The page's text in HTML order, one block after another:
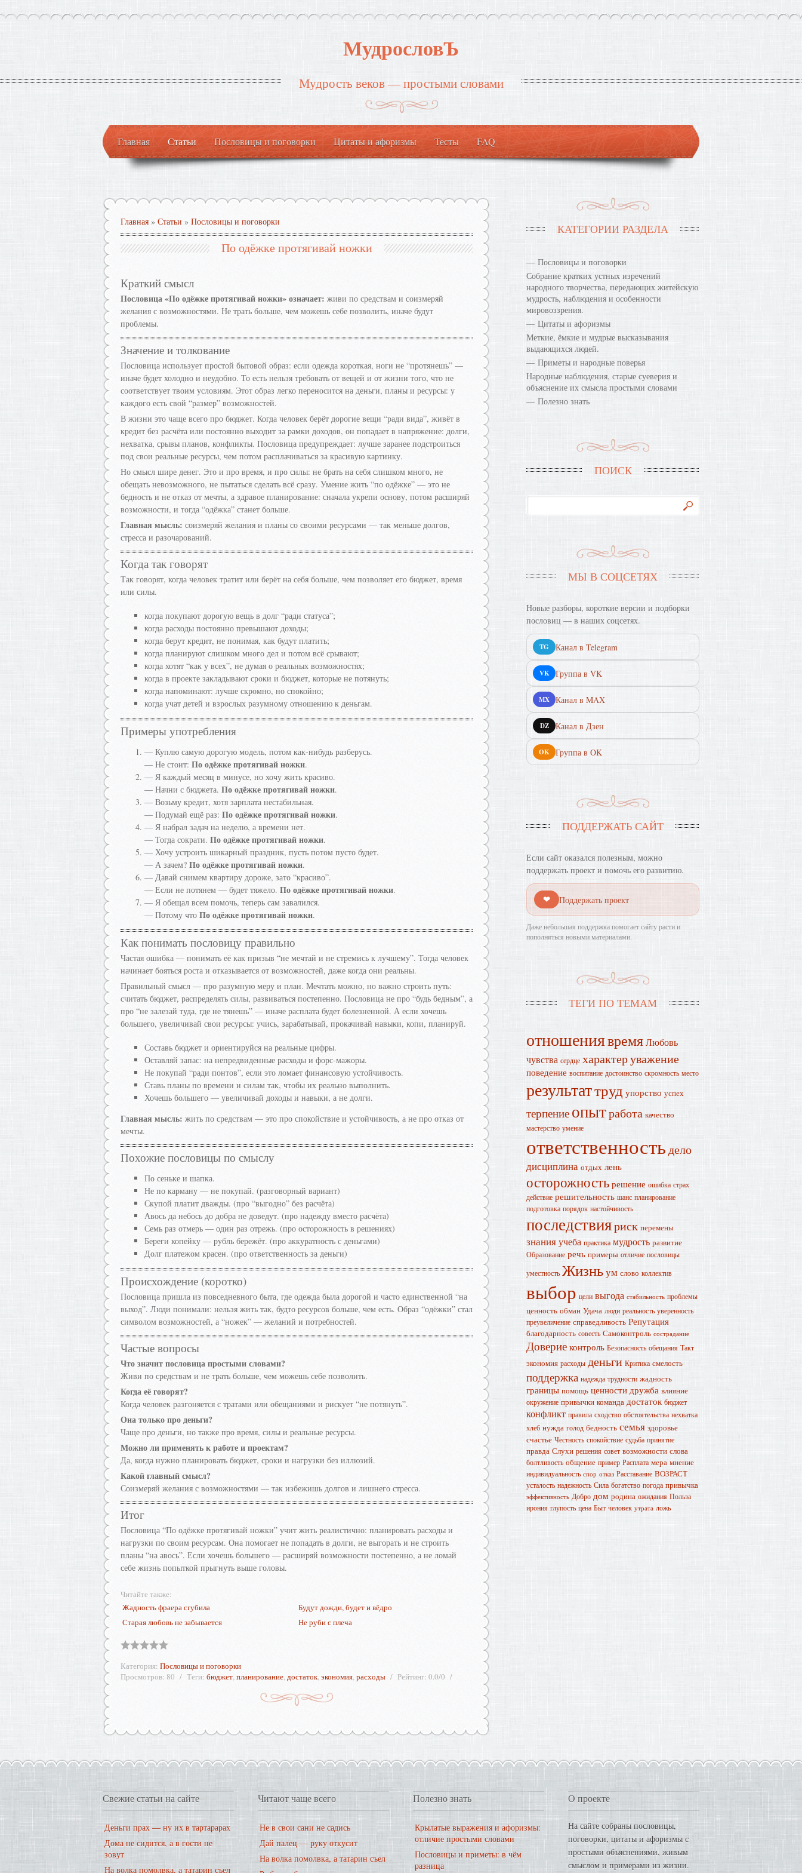
МудрословЪ
Мудрость веков — простыми словами
Главная Статьи Пословицы и поговорки Цитаты и афоризмы Тесты FAQ
Главная » Статьи » Пословицы и поговорки
По одёжке протягивай ножки
Краткий смысл
Пословица «По одёжке протягивай ножки» означает: живи по средствам и соизмеряй
желания с возможностями. Не трать больше, чем можешь себе позволить, иначе будут
проблемы.
Значение и толкование
Пословица использует простой бытовой образ: если одежда короткая, ноги не “протянешь” —
иначе будет холодно и неудобно. То есть нельзя требовать от вещей и от жизни того, что не
соответствует твоим условиям. Этот образ легко переносится на деньги, планы и ресурсы: у
каждого есть свой “размер” возможностей.
В жизни это чаще всего про бюджет. Когда человек берёт дорогие вещи “ради вида”, живёт в
кредит без расчёта или постоянно выходит за рамки доходов, он попадает в напряжение: долги,
нехватка, срывы планов, конфликты. Пословица предупреждает: лучше заранее подстроиться
под свои реальные ресурсы, чем потом расплачиваться за красивую картинку.
Но смысл шире денег. Это и про время, и про силы: не брать на себя слишком много, не
обещать невозможного, не пытаться сделать всё сразу. Умение жить “по одёжке” — это не
бедность и не отказ от мечты, а здравое планирование: сначала укрепи основу, потом расширяй
возможности, и тогда “одёжка” станет больше.
Главная мысль: соизмеряй желания и планы со своими ресурсами — так меньше долгов,
стресса и разочарований.
Когда так говорят
Так говорят, когда человек тратит или берёт на себя больше, чем позволяет его бюджет, время
или силы.
когда покупают дорогую вещь в долг “ради статуса”;
когда расходы постоянно превышают доходы;
когда берут кредит, не понимая, как будут платить;
когда планируют слишком много дел и потом всё срывают;
когда хотят “как у всех”, не думая о реальных возможностях;
когда в проекте закладывают сроки и бюджет, которые не потянуть;
когда напоминают: лучше скромно, но спокойно;
когда учат детей и взрослых разумному отношению к деньгам.
Примеры употребления
— Куплю самую дорогую модель, потом как-нибудь разберусь.
— Не стоит: По одёжке протягивай ножки.
— Я каждый месяц в минусе, но хочу жить красиво.
— Начни с бюджета. По одёжке протягивай ножки.
— Возьму кредит, хотя зарплата нестабильная.
— Подумай ещё раз: По одёжке протягивай ножки.
— Я набрал задач на неделю, а времени нет.
— Тогда сократи. По одёжке протягивай ножки.
— Хочу устроить шикарный праздник, пусть потом пусто будет.
— А зачем? По одёжке протягивай ножки.
— Давай снимем квартиру дороже, зато “красиво”.
— Если не потянем — будет тяжело. По одёжке протягивай ножки.
— Я обещал всем помочь, теперь сам завалился.
— Потому что По одёжке протягивай ножки.
Как понимать пословицу правильно
Частая ошибка — понимать её как призыв “не мечтай и не стремись к лучшему”. Тогда человек
начинает бояться роста и отказывается от возможностей, даже когда они реальны.
Правильный смысл — про разумную меру и план. Мечтать можно, но важно строить путь:
считать бюджет, распределять силы, развиваться постепенно. Пословица не про “будь бедным”, а
про “не залезай туда, где не тянешь” — иначе расплата будет болезненной. А если хочешь
большего, увеличивай свои ресурсы: учись, зарабатывай, прокачивай навыки, копи, планируй.
Составь бюджет и ориентируйся на реальные цифры.
Оставляй запас: на непредвиденные расходы и форс-мажоры.
Не покупай “ради понтов”, если это ломает финансовую устойчивость.
Ставь планы по времени и силам так, чтобы их реально выполнить.
Хочешь большего — увеличивай доходы и навыки, а не долги.
Главная мысль: жить по средствам — это про спокойствие и устойчивость, а не про отказ от
мечты.
Похожие пословицы по смыслу
По сеньке и шапка.
Не по карману — не покупай. (разговорный вариант)
Скупой платит дважды. (про “выгодно” без расчёта)
Авось да небось до добра не доведут. (про надежду вместо расчёта)
Семь раз отмерь — один раз отрежь. (про осторожность в решениях)
Береги копейку — рубль бережёт. (про аккуратность с деньгами)
Долг платежом красен. (про ответственность за деньги)
Происхождение (коротко)
Пословица пришла из повседневного быта, где одежда была дорогой и часто единственной “на
выход”. Люди понимали: нельзя жить так, будто ресурсов больше, чем есть. Образ “одёжки” стал
символом возможностей, а “ножек” — желаний и потребностей.
Частые вопросы
Что значит пословица простыми словами?
Живи по средствам и не трать больше, чем можешь себе позволить.
Когда её говорят?
Когда человек разгоняется с тратами или обещаниями и рискует “не потянуть”.
Она только про деньги?
Чаще про деньги, но также про время, силы и реальные ресурсы.
Можно ли применять к работе и проектам?
Да, когда нужно планировать бюджет, сроки и нагрузки без иллюзий.
Какой главный смысл?
Соизмеряй желания с возможностями — так избежишь долгов и лишнего стресса.
Итог
Пословица “По одёжке протягивай ножки” учит жить реалистично: планировать расходы и
нагрузки по своим ресурсам. Она помогает не попадать в долги, не выгорать и не строить
планы “на авось”. Если хочешь большего — расширяй возможности постепенно, а не ломай
себе жизнь попыткой прыгнуть выше головы.
Читайте также:
Жадность фраера сгубила
Будут дожди, будет и вёдро
Старая любовь не забывается
Не руби с плеча
Категория: Пословицы и поговорки
Просмотров: 80 Теги: бюджет,планирование,достаток,экономия,расходы Рейтинг: 0.0/0
КАТЕГОРИИ РАЗДЕЛА
Пословицы и поговорки
Собрание кратких устных изречений
народного творчества, передающих житейскую
мудрость, наблюдения и особенности
мировоззрения.
Цитаты и афоризмы
Меткие, ёмкие и мудрые высказывания
выдающихся людей.
Приметы и народные поверья
Народные наблюдения, старые суеверия и
объяснение их смысла простыми словами
Полезно знать
ПОИСК
МЫ В СОЦСЕТЯХ
Новые разборы, короткие версии и подборки
пословиц — в наших соцсетях.
TG Канал в Telegram
VK Группа в VK
MX Канал в MAX
DZ Канал в Дзен
OK Группа в OK
ПОДДЕРЖАТЬ САЙТ
Если сайт оказался полезным, можно
поддержать проект и помочь его развитию.
❤ Поддержать проект
Даже небольшая поддержка помогает сайту расти и
пополняться новыми материалами.
ТЕГИ ПО ТЕМАМ
отношениявремяЛюбовь
чувства сердце характеруважение
поведение воспитание достоинство скромность место
результаттруд упорство успех
терпение опытработа качество
мастерство умение
ответственностьдело
дисциплина отдых лень
осторожность решение ошибка страх
действие решительность шанс планирование
подготовка порядок настойчивость
последствияриск перемены
знанияучеба практика мудрость развитие
Образование речь примеры отличие пословицы
уместность Жизньум слово коллектив
выбор цели выгода стабильность проблемы
ценность обман Удача люди реальность уверенность
преувеличение справедливость Репутация
благодарность совесть Самоконтроль сострадание
Доверие контроль Безопасность обещания Такт
экономия расходы деньги Критика смелость
поддержка надежда трудности жадность
границы помощь ценности дружба влияние
окружение привычки команда достаток бюджет
конфликт правила сходство обстоятельства нехватка
хлеб нужда голод бедность семья здоровье
счастье Честность спокойствие судьба принятие
правда Слухи решения совет возможности слова
болтливость общение пример Расплата мера мнение
индивидуальность спор отказ Расставание ВОЗРАСТ
усталость надежность Сила богатство погода привычка
эффективность Добро дом родина ожидания Польза
ирония глупость цена Быт человек утрата ложь
Свежие статьи на сайте
Деньги прах — ну их в тартарарах
Дома не сидится, а в гости не
зовут
На волка помолвка, а татарин съел
Читают чаще всего
Не в свои сани не садись
Дай палец — руку откусит
На волка помолвка, а татарин съел
Полезно знать
Крылатые выражения и афоризмы:
отличие простыми словами
Пословицы и приметы: в чём
разница
О проекте
На сайте собраны пословицы,
поговорки, цитаты и афоризмы с
простыми объяснениями, живым
смыслом и примерами из жизни.